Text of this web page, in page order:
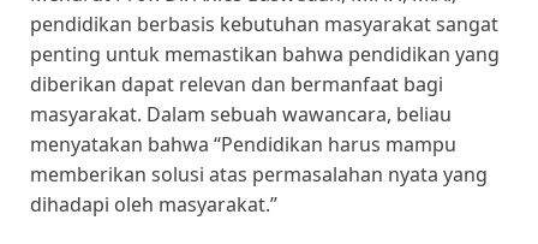
pendidikan berbasis kebutuhan masyarakat sangat
penting untuk memastikan bahwa pendidikan yang
diberikan dapat relevan dan bermanfaat bagi
masyarakat. Dalam sebuah wawancara, beliau
menyatakan bahwa “Pendidikan harus mampu
memberikan solusi atas permasalahan nyata yang
dihadapi oleh masyarakat.”